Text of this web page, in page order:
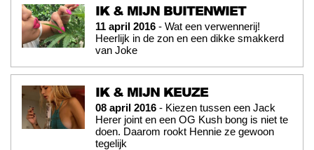
IK & MIJN BUITENWIET
11 april 2016 - Wat een verwennerij!
Heerlijk in de zon en een dikke smakkerd
van Joke
IK & MIJN KEUZE
08 april 2016 - Kiezen tussen een Jack
Herer joint en een OG Kush bong is niet te
doen. Daarom rookt Hennie ze gewoon
tegelijk